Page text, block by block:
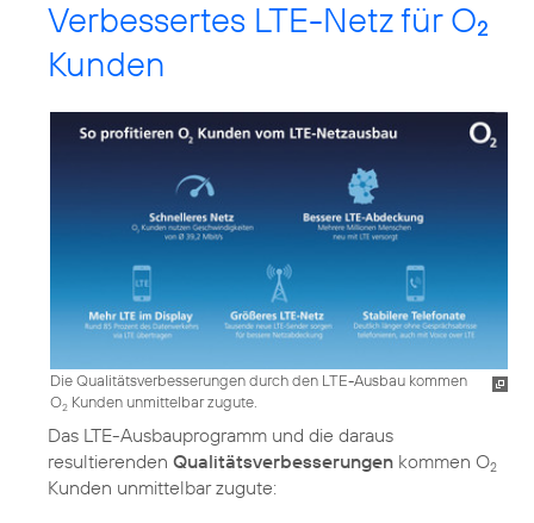
Verbessertes LTE-Netz für O2
Kunden
Die Qualitätsverbesserungen durch den LTE-Ausbau kommen
O2 Kunden unmittelbar zugute.
Das LTE-Ausbauprogramm und die daraus
resultierenden Qualitätsverbesserungen kommen O2
Kunden unmittelbar zugute: